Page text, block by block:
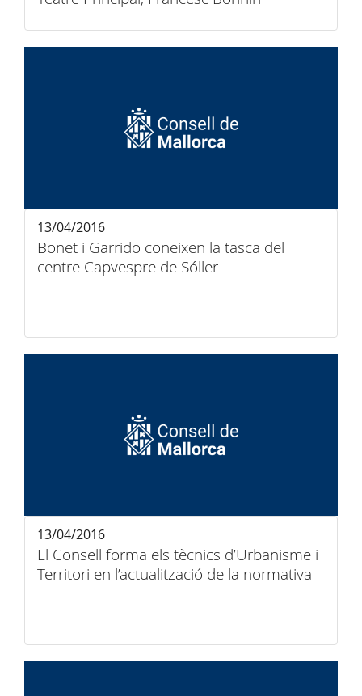
Bonet i Garrido coneixen la tasca del
centre Capvespre de Sóller
13/04/2016
El Consell forma els tècnics d’Urbanisme i
Territori en l’actualització de la normativa
13/04/2016